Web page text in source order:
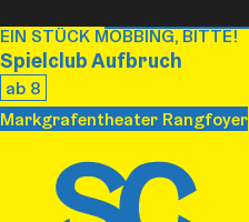
EIN STÜCK MOBBING, BITTE!
Spielclub Aufbruch
ab 8
Markgrafentheater Rangfoyer